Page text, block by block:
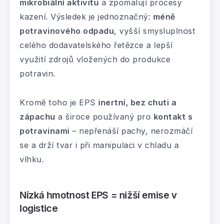
mikrobiální aktivitu a zpomalují procesy
kazení. Výsledek je jednoznačný: méně
potravinového odpadu, vyšší smysluplnost
celého dodavatelského řetězce a lepší
využití zdrojů vložených do produkce
potravin.
Kromě toho je EPS inertní, bez chuti a
zápachu a široce používaný pro kontakt s
potravinami – nepřenáší pachy, nerozmáčí
se a drží tvar i při manipulaci v chladu a
vlhku.
Nízká hmotnost EPS = nižší emise v
logistice